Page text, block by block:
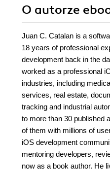
O autorze
Juan C. Catalan is a
18 years of professional
development back in the
worked as a professional
industries, including
services, real estate,
tracking and industrial
to more than 30 published
of them with millions of
iOS development
mentoring developers,
now as a book author. He